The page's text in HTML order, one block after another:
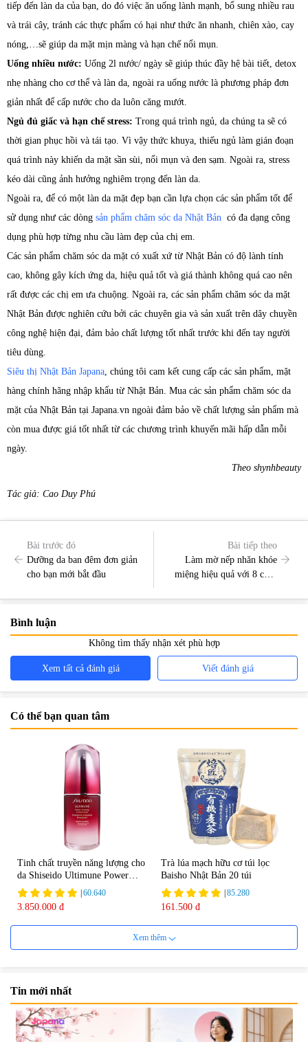
tiếp đến làn da của bạn, do đó việc ăn uống lành mạnh, bổ sung nhiều rau
và trái cây, tránh các thực phẩm có hại như thức ăn nhanh, chiên xào, cay
nóng,…sẽ giúp da mặt mịn màng và hạn chế nổi mụn.
Uống nhiều nước: Uống 2l nước/ ngày sẽ giúp thúc đầy hệ bài tiết, detox
nhẹ nhàng cho cơ thể và làn da, ngoài ra uống nước là phương pháp đơn
giản nhất để cấp nước cho da luôn căng mướt.
Ngủ đủ giấc và hạn chế stress: Trong quá trình ngủ, da chúng ta sẽ có
thời gian phục hồi và tái tạo. Vì vậy thức khuya, thiếu ngủ làm gián đoạn
quá trình này khiến da mặt sần sùi, nổi mụn và đen sạm. Ngoài ra, stress
kéo dài cũng ảnh hưởng nghiêm trọng đến làn da.
Ngoài ra, để có một làn da mặt đẹp bạn cần lựa chọn các sản phẩm tốt để
sử dụng như các dòng sản phẩm chăm sóc da Nhật Bản có đa dạng công
dụng phù hợp từng nhu cầu làm đẹp của chị em.
Các sản phẩm chăm sóc da mặt có xuất xứ từ Nhật Bản có độ lành tính
cao, không gây kích ứng da, hiệu quả tốt và giá thành không quá cao nên
rất được các chị em ưa chuộng. Ngoài ra, các sản phẩm chăm sóc da mặt
Nhật Bản được nghiên cứu bởi các chuyên gia và sản xuất trên dây chuyền
công nghệ hiện đại, đảm bảo chất lượng tốt nhất trước khi đến tay người
tiêu dùng.
Siêu thị Nhật Bản Japana, chúng tôi cam kết cung cấp các sản phẩm, mặt
hàng chính hãng nhập khẩu từ Nhật Bản. Mua các sản phẩm chăm sóc da
mặt của Nhật Bản tại Japana.vn ngoài đảm bảo về chất lượng sản phẩm mà
còn mua được giá tốt nhất từ các chương trình khuyến mãi hấp dẫn mỗi
ngày.
Theo shynhbeauty
Tác giả: Cao Duy Phú
Bài trước đó
Dưỡng da ban đêm đơn giản
cho bạn mới bắt đầu
Bài tiếp theo
Làm mờ nếp nhăn khóe
miệng hiệu quả với 8 cách
Bình luận
Không tìm thấy nhận xét phù hợp
Xem tất cả đánh giá Viết đánh giá
Có thể bạn quan tâm
Tinh chất truyền năng lượng cho
da Shiseido Ultimune Power
75ml
60.640
3.850.000 đ
Trà lúa mạch hữu cơ túi lọc
Baisho Nhật Bản 20 túi
85.280
161.500 đ
Xem thêm
Tin mới nhất